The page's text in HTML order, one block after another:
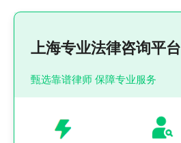
上海专业法律咨询平台
甄选靠谱律师 保障专业服务